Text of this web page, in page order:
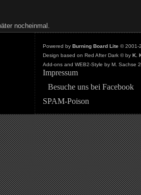
nocheinmal.
Powered by Burning Board Lite© 2001-
Design based on Red After Dark © by K.
Add-ons and WEB2-Style by M. Sachse
Impressum
Besuche uns bei Facebook
SPAM-Poison